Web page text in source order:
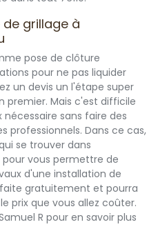
grillage à
pose de clôture
pour ne pas liquider
un devis un l'étape super
Mais c'est difficile
sans faire des
professionnels. Dans ce cas,
se trouver dans
pour vous permettre de
d'une installation de
gratuitement et pourra
prix que vous allez coûter.
R pour en savoir plus